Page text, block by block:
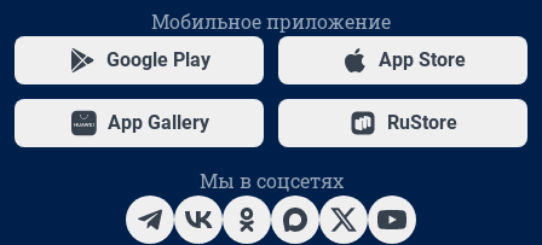
Мобильное приложение
Google Play App Store
App Gallery RuStore
Мы в соцсетях